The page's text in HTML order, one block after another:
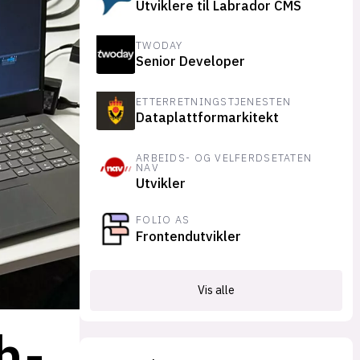
suksesshistorier
Bli firmapartner
Utviklere til Labrador CMS
TWODAY
Senior Developer
ETTERRETNINGSTJENESTEN
Dataplattformarkitekt
ARBEIDS- OG VELFERDSETATEN
NAV
Utvikler
FOLIO AS
Frontendutvikler
Vis alle